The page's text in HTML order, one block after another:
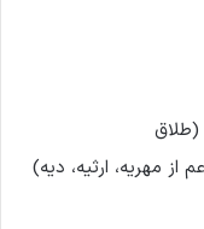
(طلاق
مهریه، ارثیه، دیه)